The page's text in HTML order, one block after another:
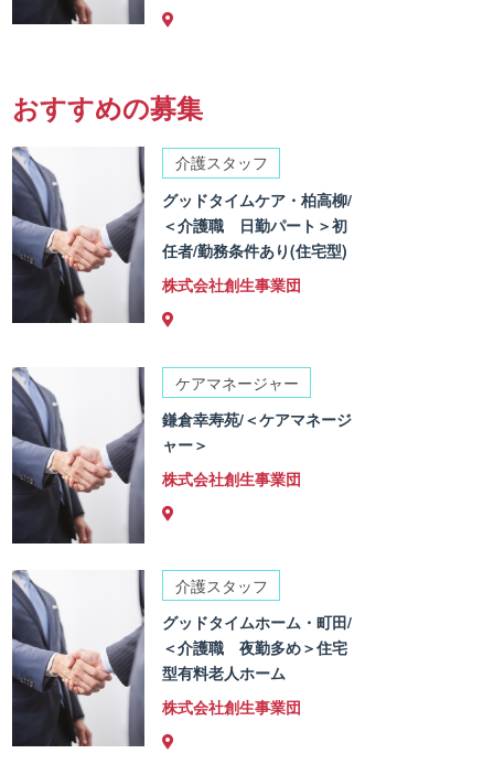
おすすめの募集
介護スタッフ
グッドタイムケア・柏高柳/
＜介護職 日勤パート＞初
任者/勤務条件あり(住宅型)
株式会社創生事業団
ケアマネージャー
鎌倉幸寿苑/＜ケアマネージ
ャー＞
株式会社創生事業団
介護スタッフ
グッドタイムホーム・町田/
＜介護職 夜勤多め＞住宅
型有料老人ホーム
株式会社創生事業団